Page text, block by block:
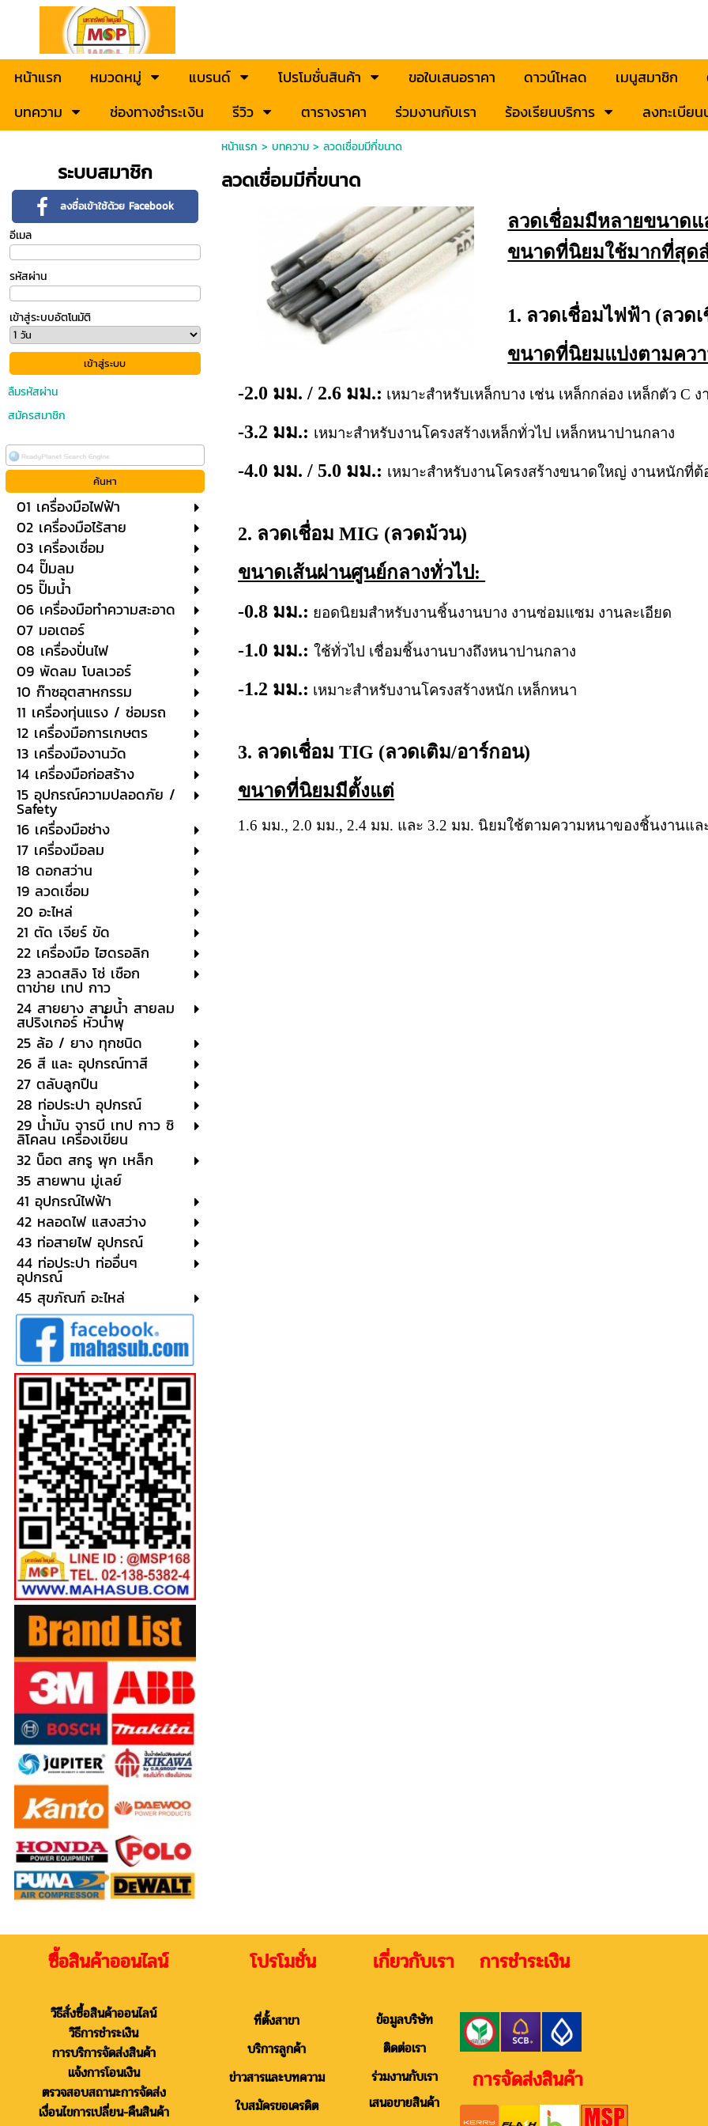
หน้าแรก หมวดหมู่ แบรนด์ โปรโมชั่นสินค้า ขอใบเสนอราคา ดาวน์โหลด เมนูสมาชิก
บทความ
ช่องทางชำระเงิน รีวิว ตารางราคา ร่วมงานกับเรา ร้องเรียนบริการ ลงทะเบีย
ระบบสมาชิก
ลงชื่อเข้าใช้ด้วย Facebook
อีเมล
รหัสผ่าน
เข้าสู่ระบบอัตโนมัติ
ลืมรหัสผ่าน
สมัครสมาชิก
01 เครื่องมือไฟฟ้า
02 เครื่องมือไร้สาย
03 เครื่องเชื่อม
04 ปั๊มลม
05 ปั๊มน้ำ
06 เครื่องมือทำความสะอาด
07 มอเตอร์
08 เครื่องปั่นไฟ
09 พัดลม โบลเวอร์
10 ก๊าซอุตสาหกรรม
11 เครื่องทุ่นแรง / ซ่อมรถ
12 เครื่องมือการเกษตร
13 เครื่องมืองานวัด
14 เครื่องมือก่อสร้าง
15 อุปกรณ์ความปลอดภัย /
Safety
16 เครื่องมือช่าง
17 เครื่องมือลม
18 ดอกสว่าน
19 ลวดเชื่อม
20 อะไหล่
21 ตัด เจียร์ ขัด
22 เครื่องมือ ไฮดรอลิก
23 ลวดสลิง โซ่ เชือก
ตาข่าย เทป กาว
24 สายยาง สายน้ำ สายลม
สปริงเกอร์ หัวน้ำพุ
25 ล้อ / ยาง ทุกชนิด
26 สี และ อุปกรณ์ทาสี
27 ตลับลูกปืน
28 ท่อประปา อุปกรณ์
29 น้ำมัน จารบี เทป กาว ซิ
ลิโคลน เครื่องเขียน
32 น็อต สกรู พุก เหล็ก
35 สายพาน มู่เลย์
41 อุปกรณ์ไฟฟ้า
42 หลอดไฟ แสงสว่าง
43 ท่อสายไฟ อุปกรณ์
44 ท่อประปา ท่ออื่นๆ
อุปกรณ์
45 สุขภัณฑ์ อะไหล่
หน้าแรก > บทความ> ลวดเชื่อมมีกี่ขนาด
ลวดเชื่อมมีกี่ขนาด
ลวดเชื่อมมีหลายขนาด
ขนาดที่นิยมใช้มากที่สุด
1. ลวดเชื่อมไฟฟ้า (ลวด
ขนาดที่นิยมแบ่งตามคว
-2.0 มม. / 2.6 มม.: เหมาะสำหรับเหล็กบาง เช่น เหล็กกล่อง เหล็กตัว C
-3.2 มม.: เหมาะสำหรับงานโครงสร้างเหล็กทั่วไป เหล็กหนาปานกลาง
-4.0 มม. / 5.0 มม.: เหมาะสำหรับงานโครงสร้างขนาดใหญ่ งานหนักที่ต้
2. ลวดเชื่อม MIG (ลวดม้วน)
ขนาดเส้นผ่านศูนย์กลางทั่วไป:
-0.8 มม.: ยอดนิยมสำหรับงานชิ้นงานบาง งานซ่อมแซม งานละเอียด
-1.0 มม.: ใช้ทั่วไป เชื่อมชิ้นงานบางถึงหนาปานกลาง
-1.2 มม.: เหมาะสำหรับงานโครงสร้างหนัก เหล็กหนา
3. ลวดเชื่อม TIG (ลวดเติม/อาร์กอน)
ขนาดที่นิยมมีตั้งแต่
1.6 มม., 2.0 มม., 2.4 มม. และ 3.2 มม. นิยมใช้ตามความหนาของชิ้นงานแล
ซื้อสินค้าออนไลน์ โปรโมชั่น เกี่ยวกับเรา การชำระเงิน ติด
วิธีสั่งซื้อสินค้าออนไลน์
วิธีการชำระเงิน
การบริการจัดส่งสินค้า
แจ้งการโอนเงิน
ตรวจสอบสถานะการจัดส่ง
เงื่อนไขการเปลี่ยน-คืนสินค้า
ที่ตั้งสาขา
บริการลูกค้า
ข่าวสารและบทความ
ใบสมัครขอเครดิต
ข้อมูลบริษัท
ติดต่อเรา
ร่วมงานกับเรา
เสนอขายสินค้า
การจัดส่งสินค้า